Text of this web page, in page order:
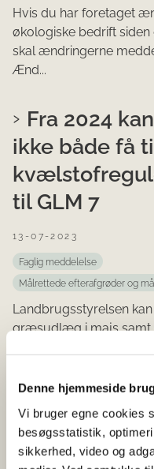
Denne hjemmeside
Vi bruger egne cookies
besøgsstatistik,
sikkerhed, video og
Hvis du har foretaget
økologiske bedrift
skal ændringerne
Ænd...
Fra 2024
ikke både få
til GLM 7
13-07-2023
Faglig meddelelse
Målrettede efterafgrøder og
Landbrugsstyrelsen
græsudlæg i majs samt
Økologisk
af græs- og
ændrer